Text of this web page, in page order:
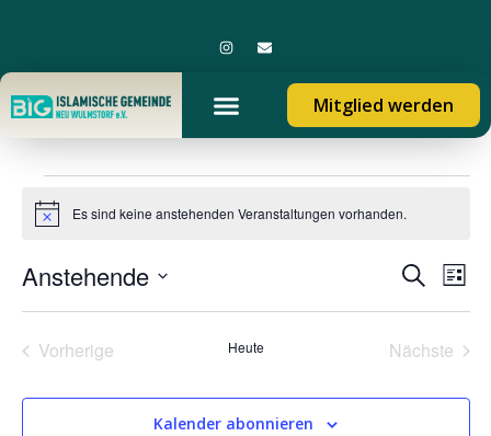
Mitglied werden
HinweisEs sind keine anstehenden Veranstaltungen vorhanden.
SucheListe
Anstehende
Datum
VorherigeVeranstaltungenHeute Nächste
Kalender abonnieren